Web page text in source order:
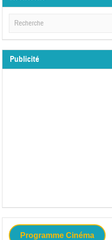
Publicité
Programme Cinéma